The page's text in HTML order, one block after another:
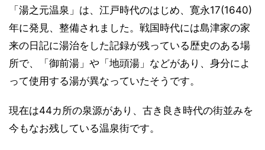
「湯之元温泉」は、江戸時代のはじめ、寛永17(1640)
年に発見、整備されました。戦国時代には島津家の家
来の日記に湯治をした記録が残っている歴史のある場
所で、「御前湯」や「地頭湯」などがあり、身分によ
って使用する湯が異なっていたそうです。
現在は44カ所の泉源があり、古き良き時代の街並みを
今もなお残している温泉街です。